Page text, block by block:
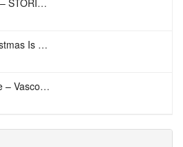
Tananai, Annalisa – STORIE BREVI
All I Want For Christmas Is You – Mariah Carey
Come Nelle Favole – Vasco Rossi